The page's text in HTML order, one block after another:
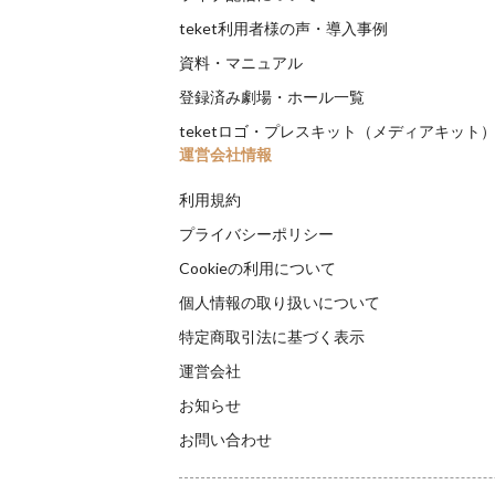
teket利用者様の声・導入事例
資料・マニュアル
登録済み劇場・ホール一覧
teketロゴ・プレスキット（メディアキット）
運営会社情報
利用規約
プライバシーポリシー
Cookieの利用について
個人情報の取り扱いについて
特定商取引法に基づく表示
運営会社
お知らせ
お問い合わせ